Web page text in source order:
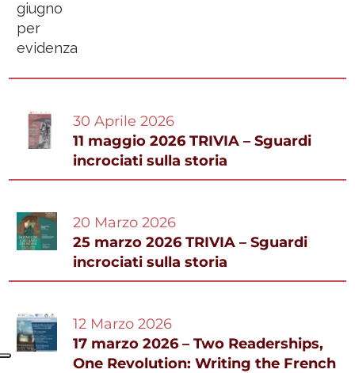
30 Aprile 2026
11 maggio 2026 TRIVIA – Sguardi
incrociati sulla storia
20 Marzo 2026
25 marzo 2026 TRIVIA – Sguardi
incrociati sulla storia
12 Marzo 2026
17 marzo 2026 – Two Readerships,
One Revolution: Writing the French